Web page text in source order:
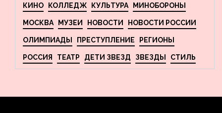
КИНО КОЛЛЕДЖ КУЛЬТУРА МИНОБОРОНЫ
МОСКВА МУЗЕИ НОВОСТИ НОВОСТИ РОССИИ
ОЛИМПИАДЫ ПРЕСТУПЛЕНИЕ РЕГИОНЫ
РОССИЯ ТЕАТР ДЕТИ ЗВЕЗД ЗВЕЗДЫ СТИЛЬ